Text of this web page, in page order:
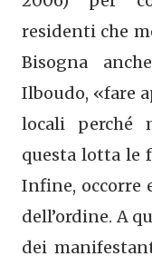
residenti che
Bisogna
Ilboudo, «fare
locali perché
questa lotta le
Infine, occorre
dell’ordine. A
dei